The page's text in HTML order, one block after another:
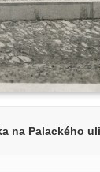
na Palackého